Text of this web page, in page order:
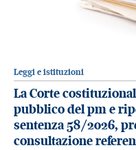
Leggi e istituzioni
La Corte
pubblico del pm e
sentenza 58/2026,
consultazione